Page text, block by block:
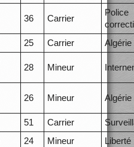
36 Carrier
Police
25 Carrier
28 Mineur
26 Mineur Algérie
51 Carrier
24 Mineur
Liberté